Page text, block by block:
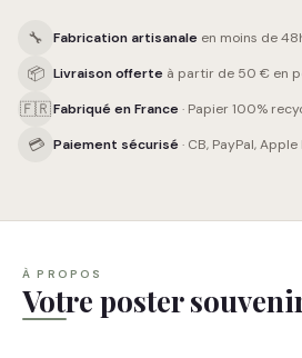
🔧 Fabrication artisanale en moins de
📦 Livraison offerte à partir de 50 € en
🇫🇷Fabriqué en France · Papier 100%
💳 Paiement sécurisé · CB, PayPal, Apple
À PROPOS
Votre poster